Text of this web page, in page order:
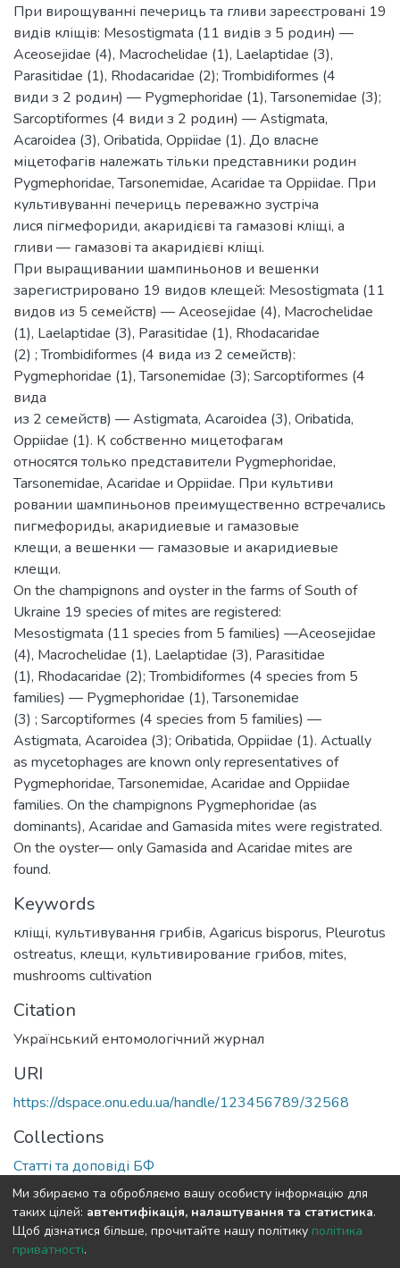
При вирощуванні печериць та гливи зареєстровані 19
видів кліщів: Mesostigmata (11 видів з 5 родин) —
Aceosejidae (4), Macrochelidae (1), Laelaptidae (3),
Parasitidae (1), Rhodacaridae (2); Trombidiformes (4
види з 2 родин) — Pygmephoridae (1), Tarsonemidae (3);
Sarcoptiformes (4 види з 2 родин) — Astigmata,
Acaroidea (3), Oribatida, Oppiidae (1). До власне
міцетофагів належать тільки представники родин
Pygmephoridae, Tarsonemidae, Acaridae та Oppiidae. При
культивуванні печериць переважно зустріча­
лися пігмефориди, акаридієві та гамазові кліщі, а
гливи — гамазові та акаридієві кліщі.
При выращивании шампиньонов и вешенки
зарегистрировано 19 видов клещей: Mesostigmata (11
видов из 5 семейств) — Aceosejidae (4), Macrochelidae
(1), Laelaptidae (3), Parasitidae (1), Rhodacaridae
(2) ; Trombidiformes (4 вида из 2 семейств):
Pygmephoridae (1), Tarsonemidae (3); Sarcoptiformes (4
вида
из 2 семейств) — Astigmata, Acaroidea (3), Oribatida,
Oppiidae (1). К собственно мицетофагам
относятся только представители Pygmephoridae,
Tarsonemidae, Acaridae и Oppiidae. При культиви­
ровании шампиньонов преимущественно встречались
пигмефориды, акаридиевые и гамазовые
клещи, а вешенки — гамазовые и акаридиевые
клещи.
On the champignons and oyster in the farms of South of
Ukraine 19 species of mites are registered:
Mesostigmata (11 species from 5 families) —Aceosejidae
(4), Macrochelidae (1), Laelaptidae (3), Parasitidae
(1), Rhodacaridae (2); Trombidiformes (4 species from 5
families) — Pygmephoridae (1), Tarsonemidae
(3) ; Sarcoptiformes (4 species from 5 families) —
Astigmata, Acaroidea (3); Oribatida, Oppiidae (1). Actually
as mycetophages are known only representatives of
Pygmephoridae, Tarsonemidae, Acaridae and Oppiidae
families. On the champignons Pygmephoridae (as
dominants), Acaridae and Gamasida mites were registrated.
On the oyster— only Gamasida and Acaridae mites are
found.
Keywords
кліщі, культивування грибів, Agaricus bisporus, Pleurotus
ostreatus, клещи, культивирование грибов, mites,
mushrooms cultivation
Citation
Український ентомологічний журнал
URI
https://dspace.onu.edu.ua/handle/123456789/32568
Collections
Статті та доповіді БФ
Full item page
Ми збираємо та обробляємо вашу особисту інформацію для
таких цілей: автентифікація, налаштування та статистика.
Щоб дізнатися більше, прочитайте нашу політику політика
приватності.